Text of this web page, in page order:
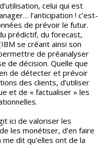
celui qui est
l’anticipation ! c’est-
de prévoir le futur.
prédictif, du forecast,
se créant ainsi son
de préanalyser
de décision. Quelle que
de détecter et prévoir
des clients, d’utiliser
et de « factualiser » les
ici de valoriser les
les monétiser, d’en faire
dit qu’elles ont de la